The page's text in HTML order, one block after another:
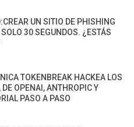
UN SITIO DE PHISHING
30 SEGUNDOS. ¿ESTÁS
TOKENBREAK HACKEA LOS
DE OPENAI, ANTHROPIC Y
PASO A PASO